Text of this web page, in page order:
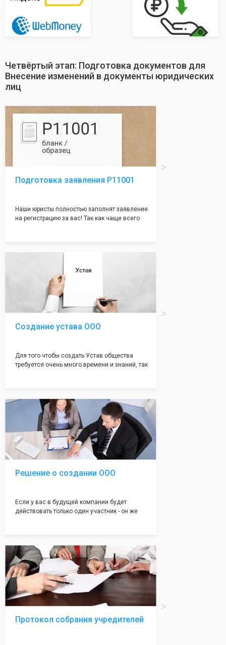
Четвёртый этап: Подготовка документов для
Внесение изменений в документы юридических
лиц
Подготовка заявления Р11001
Наши юристы полностью заполнят заявление
на регистрацию за вас! Так как чаще всего
большая часть отказов - наши юристы с
оформление самого сложного документа на
себя! Многолетний опыт работы наших
юристов позволяет оформлять заявление без
ошибок, тем самым гарантируя вам
успешную регистрацию в налоговой
Создание устава ООО
Для того чтобы создать Устав общества
требуется очень много времени и знаний, так
Наша компания предоставит вам свой
уникальный Устав Общества, который
подойдет для любой компании. Устав,
сделанный нашими профессиональными
юристами, успешно проходит регистрацию в
налоговой инспекции!
Решение о создании ООО
Если у вас в будущей компании будет
действовать только один участник - он же
грамотно составят данное заявление, а Вам
нужно будет только поставить подпись на
нём!
Протокол собрания учредителей